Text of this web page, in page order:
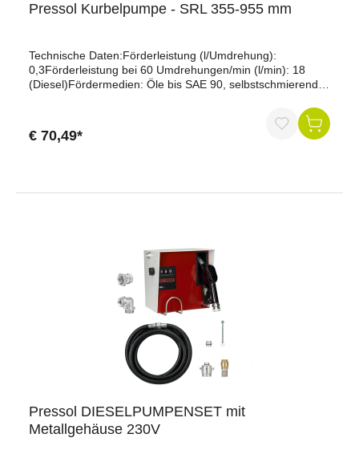
Pressol Kurbelpumpe - SRL 355-955 mm
Technische Daten:Förderleistung (l/Umdrehung):
0,3Förderleistung bei 60 Umdrehungen/min (l/min): 18
(Diesel)Fördermedien: Öle bis SAE 90, selbstschmierende,
Behälter für 60/200/220 lAnwendung: zum Befüllen von
KanisternAuslauf: per AuslaufkrümmerLänge dreiteiliges
BauweiseSchlagfestes PumpengehäuseRutschfester
GriffAbdichtung der einzelnen Bauteile erfolgt
ausschließlich mittels DichtungenMontage, Inbetriebnahme
und Behälterwechsel ohne WerkzeugKomplett zerlegbar -
leicht zu reinigenGeeignet für Öle aller Art,
selbstansaugend. Ideal für Landwirtschaft, Industrie und
Gewerbe. (Nicht Lebensmittelecht)Hinweis: Nicht für
Benzin, Wasser oder Lebensmittel (Saft oder Wein)
geeignet, Innenleben besteht nicht aus rostfreiem Material.
€ 70,49*
Pressol DIESELPUMPENSET mit
Metallgehäuse 230V